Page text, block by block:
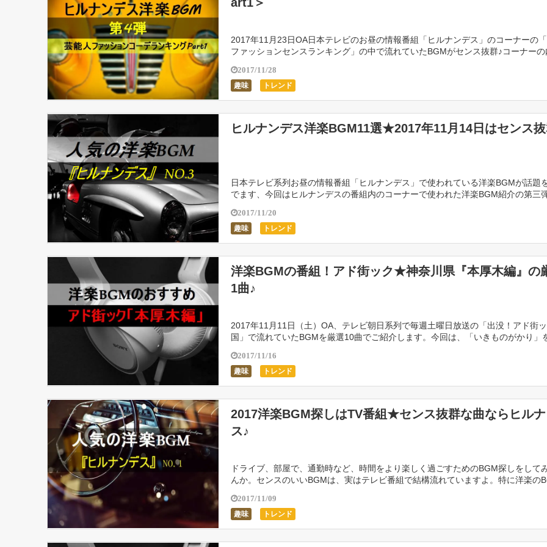
2017年11月23日OA日本テレビのお昼の情報番組「ヒルナンデス」のコーナーの
ファッションセンスランキング」の中で流れていたBGMがセンス抜群♪コーナーの
2017/11/28
趣味 トレンド
ヒルナンデス洋楽BGM11選★2017年11月14日はセンス
日本テレビ系列お昼の情報番組「ヒルナンデス」で使われている洋楽BGMが話題
でます、今回はヒルナンデスの番組内のコーナーで使われた洋楽BGM紹介の第三
2017/11/20
趣味 トレンド
洋楽BGMの番組！アド街ック★神奈川県『本厚木編』の
1曲♪
2017年11月11日（土）OA、テレビ朝日系列で毎週土曜日放送の「出没！アド街
国」で流れていたBGMを厳選10曲でご紹介します。今回は、「いきものがかり」
2017/11/16
趣味 トレンド
2017洋楽BGM探しはTV番組★センス抜群な曲ならヒル
ス♪
ドライブ、部屋で、通勤時など、時間をより楽しく過ごすためのBGM探しをして
んか。センスのいいBGMは、実はテレビ番組で結構流れていますよ。特に洋楽の
2017/11/09
趣味 トレンド